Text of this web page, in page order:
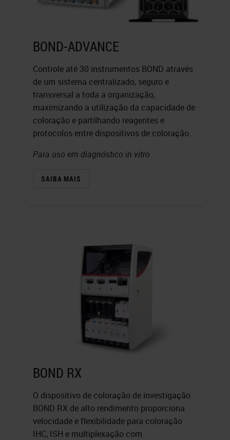
BOND-ADVANCE
Controle até 30 instrumentos BOND através
de um sistema centralizado, seguro e
transversal a toda a organização,
maximizando a utilização da capacidade de
coloração e partilhando reagentes e
protocolos entre dispositivos de coloração.
Para uso em diagnóstico in vitro
SAIBA MAIS
BOND RX
O dispositivo de coloração de investigação
BOND RX de alto rendimento proporciona
velocidade e flexibilidade para coloração
IHC, ISH e multiplexação com